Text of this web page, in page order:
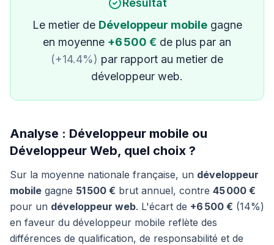
Resultat
Le metier de Développeur mobilegagne
en moyenne +6 500 € de plus par an
(+14.4%) par rapport au metier de
développeur web.
Analyse : Développeur mobile ou
Développeur Web, quel choix ?
Sur la moyenne nationale française, un développeur
mobile gagne 51 500 € brut annuel, contre 45 000 €
pour un développeur web. L'écart de +6 500 € (14%)
en faveur du développeur mobile reflète des
différences de qualification, de responsabilité et de